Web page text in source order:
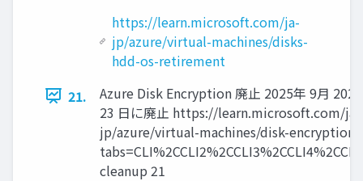
https://learn.microsoft.com/ja-
jp/azure/virtual-machines/disks-
hdd-os-retirement
21.
Azure Disk Encryption 廃止 2025年 9月
23 日に廃止 https://learn.microsoft.com/ja-
jp/azure/virtual-machines/disk-
cleanup 21